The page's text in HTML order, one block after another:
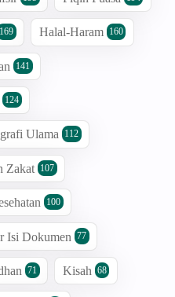
169 Halal-Haram 160
141
124
Ulama 112
Zakat 107
100
Isi Dokumen 77
71 Kisah 68